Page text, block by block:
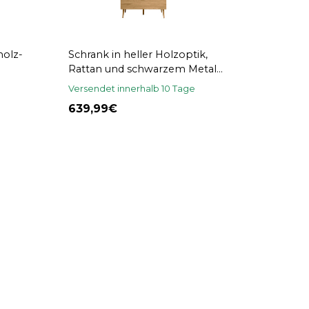
Schrank in heller Holzoptik,
Rattan und schwarzem Metall
H190 cm MANILLE
Versendet innerhalb 10 Tage
639,99